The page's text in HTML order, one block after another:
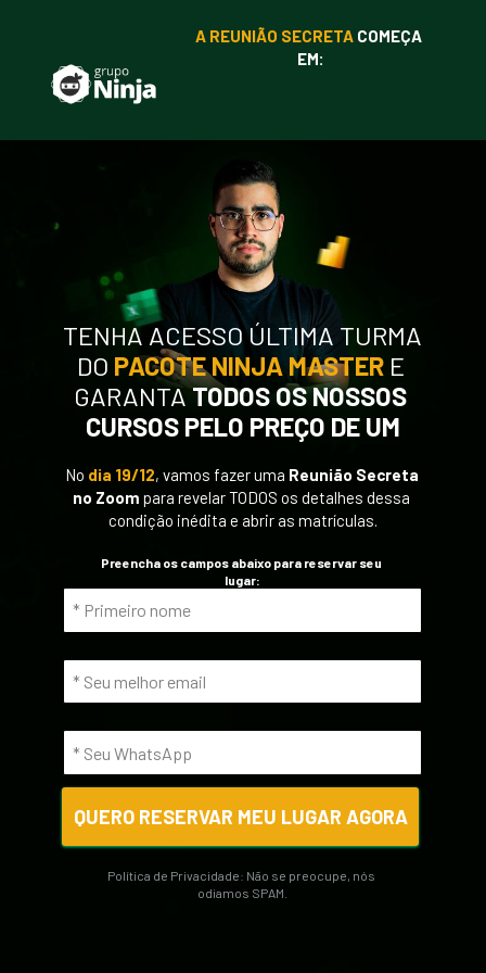
A REUNIÃO SECRETA COMEÇA
EM:
No dia 19/12, vamos fazer uma Reunião Secreta
no Zoom para revelar TODOS os detalhes dessa
condição inédita e abrir as matrículas.
TENHA ACESSO ÚLTIMA TURMA
DO PACOTE NINJA MASTER E
GARANTA TODOS OSNOSSOS
CURSOS PELO PREÇO DE UM
QUERO RESERVAR MEU LUGAR AGORA
Política de Privacidade: Não se preocupe, nós
odiamos SPAM.
Preencha os campos abaixo para reservar seu
lugar: